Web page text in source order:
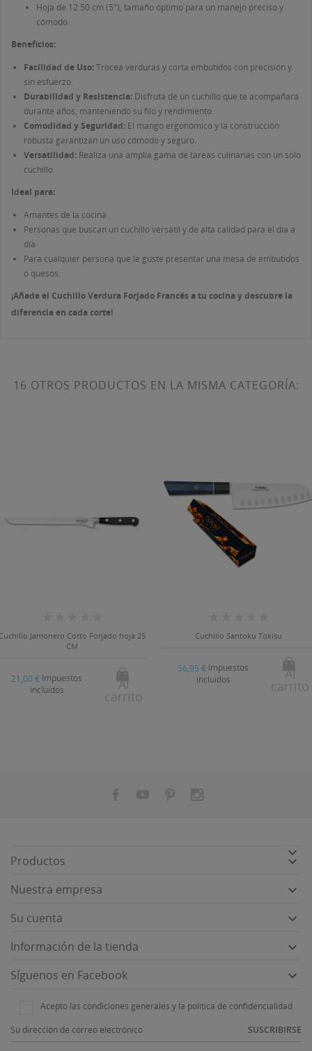
Hoja de 12.50 cm (5"), tamaño óptimo para un manejo preciso y
cómodo.
Beneficios:
Facilidad de Uso:Trocea verduras y corta embutidos con precisión y
sin esfuerzo.
Durabilidad y Resistencia: Disfruta de un cuchillo que te acompañará
durante años, manteniendo su filo y rendimiento.
Comodidad y Seguridad: El mango ergonómico y la construcción
robusta garantizan un uso cómodo y seguro.
Versatilidad: Realiza una amplia gama de tareas culinarias con un solo
cuchillo.
Ideal para:
Amantes de la cocina
Personas que buscan un cuchillo versátil y de alta calidad para el día a
día
Para cualquier persona que le guste presentar una mesa de embutidos
o quesos.
¡Añade el Cuchillo Verdura Forjado Francés a tu cocina y descubre la
diferencia en cada corte!
16 OTROS PRODUCTOS EN LA MISMA CATEGORÍA:
Jamonero Corto Forjado hoja 25
CM
21,00 € Impuestos
incluidos
Al
carrito
Cuchillo Santoku Tokisu
56,95 € Impuestos
incluidos
Al
carrito

Productos 
Nuestra empresa 
Su cuenta 
Información de la tienda 
Síguenos en Facebook 
Acepto las condiciones generales y la política de confidencialidad
SUSCRIBIRSE